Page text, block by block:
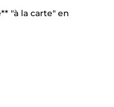
"à la carte" en